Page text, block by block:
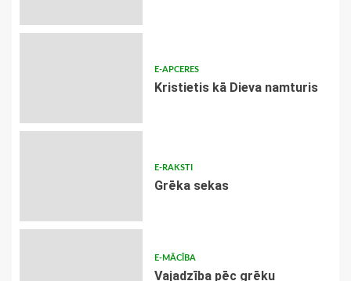
E-APCERES
Kristietis kā Dieva namturis
E-RAKSTI
Grēka sekas
E-MĀCĪBA
Vajadzība pēc grēku